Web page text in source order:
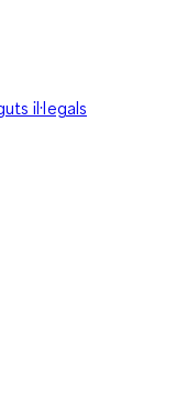
il·legals